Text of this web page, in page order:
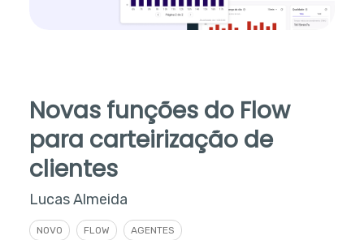
Novas funções do Flow
para carteirização de
clientes
Lucas Almeida
NOVO FLOW AGENTES